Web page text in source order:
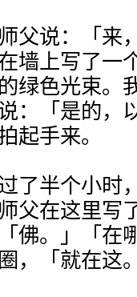
师父说：「来
墙上写了一
的绿色光束。
：「是的，
起手来。
了半个小时
师父在这里写
「佛。」「
圈，「就在这